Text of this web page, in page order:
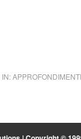
IN:APPROFONDIMENTI